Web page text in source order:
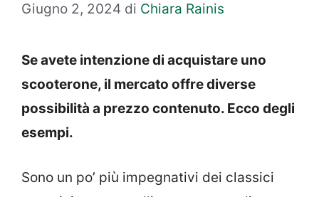
Giugno 2, 2024 di Chiara Rainis
Se avete intenzione di acquistare uno
scooterone, il mercato offre diverse
possibilità a prezzo contenuto. Ecco degli
esempi.
Sono un po’ più impegnativi dei classici